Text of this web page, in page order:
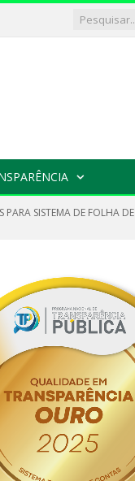
PARA SISTEMA DE FOLHA DE